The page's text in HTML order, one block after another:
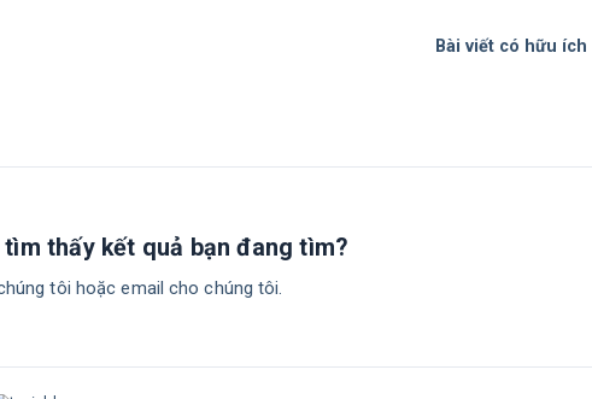
Bài viết có hữu
tìm thấy kết quả bạn đang tìm?
tôi hoặc email cho chúng tôi.